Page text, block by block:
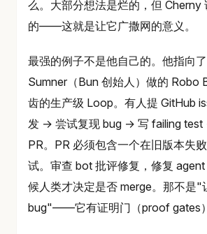
么。大部分想法是烂的，但 Cherny
的——这就是让它广撒网的意义。
最强的例子不是他自己的。他指向
Sumner（Bun 创始人）做的
齿的生产级 Loop。有人提 GitHub
发 → 尝试复现 bug → 写 failing
PR。PR 必须包含一个在旧版本失
试。审查 bot 批评修复，修复
候人类才决定是否 merge。那不是"
bug"——它有证明门（proof gates）